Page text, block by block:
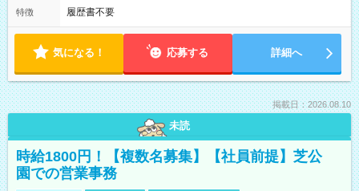
特徴 履歴書不要
気になる！ 応募する 詳細へ
掲載日：2026.08.10
未読
時給1800円！【複数名募集】【社員前提】芝公
園での営業事務